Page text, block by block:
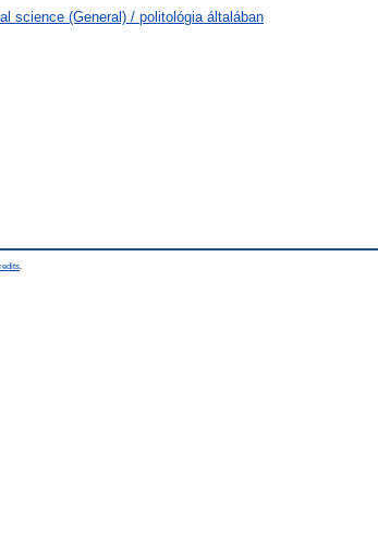
science (General) / politológia általában